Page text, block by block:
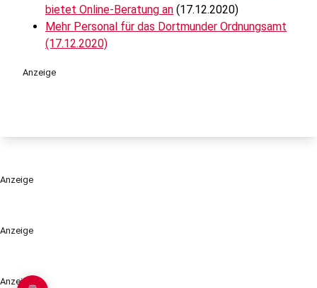
Anzeige
Anzeige
bietet Online-Beratung an (17.12.2020)
Mehr Personal für das Dortmunder Ordnungsamt
(17.12.2020)
Anzeige
Anzeige